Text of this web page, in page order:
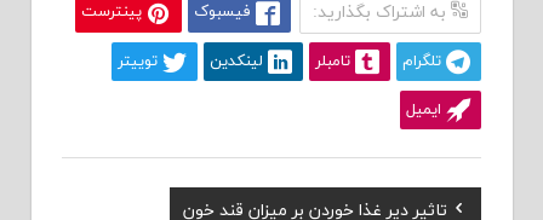
به اشتراک بگذارید: فیسبوک پینترست
تلگرام تامبلر لینکدین توییتر
ایمیل
Previous
تاثیر دیر غذا خوردن بر میزان قند خون